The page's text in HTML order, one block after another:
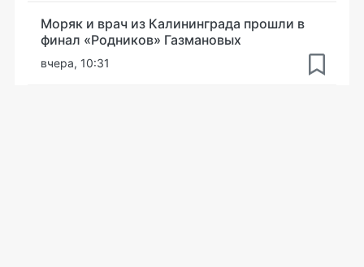
Моряк и врач из Калининграда прошли в
финал «Родников» Газмановых
вчера, 10:31